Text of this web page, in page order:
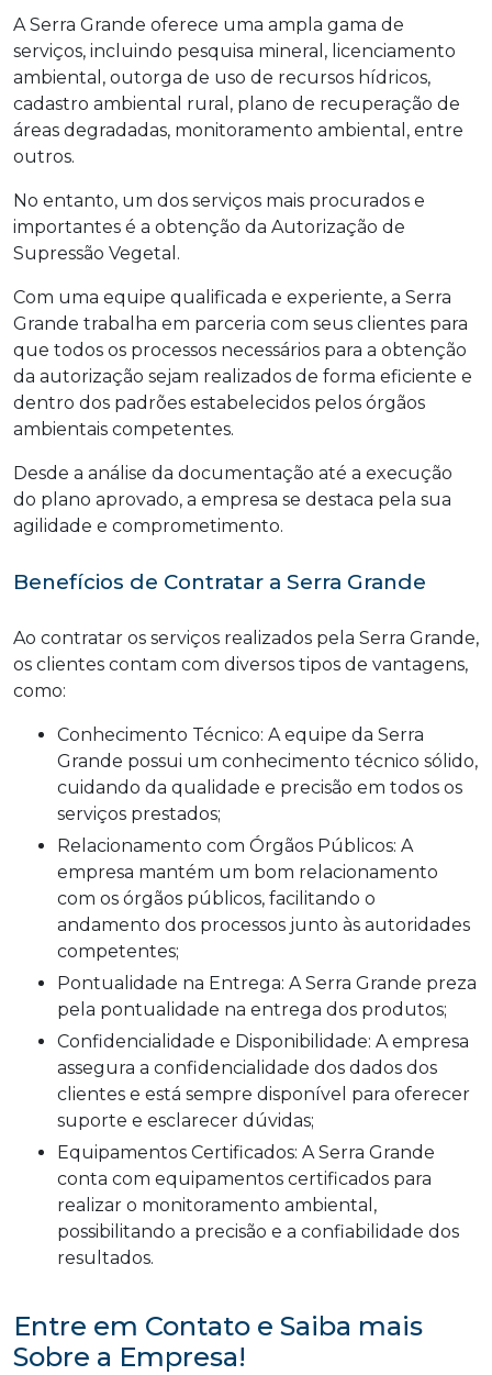
A Serra Grande oferece uma ampla gama de
serviços, incluindo pesquisa mineral, licenciamento
ambiental, outorga de uso de recursos hídricos,
cadastro ambiental rural, plano de recuperação de
áreas degradadas, monitoramento ambiental, entre
outros.
No entanto, um dos serviços mais procurados e
importantes é a obtenção da Autorização de
Supressão Vegetal.
Com uma equipe qualificada e experiente, a Serra
Grande trabalha em parceria com seus clientes para
que todos os processos necessários para a obtenção
da autorização sejam realizados de forma eficiente e
dentro dos padrões estabelecidos pelos órgãos
ambientais competentes.
Desde a análise da documentação até a execução
do plano aprovado, a empresa se destaca pela sua
agilidade e comprometimento.
Benefícios de Contratar a Serra Grande
Ao contratar os serviços realizados pela Serra Grande,
os clientes contam com diversos tipos de vantagens,
como:
Conhecimento Técnico: A equipe da Serra
Grande possui um conhecimento técnico sólido,
cuidando da qualidade e precisão em todos os
serviços prestados;
Relacionamento com Órgãos Públicos: A
empresa mantém um bom relacionamento
com os órgãos públicos, facilitando o
andamento dos processos junto às autoridades
competentes;
Pontualidade na Entrega: A Serra Grande preza
pela pontualidade na entrega dos produtos;
Confidencialidade e Disponibilidade: A empresa
assegura a confidencialidade dos dados dos
clientes e está sempre disponível para oferecer
suporte e esclarecer dúvidas;
Equipamentos Certificados: A Serra Grande
conta com equipamentos certificados para
realizar o monitoramento ambiental,
possibilitando a precisão e a confiabilidade dos
resultados.
Entre em Contato e Saiba mais
Sobre a Empresa!